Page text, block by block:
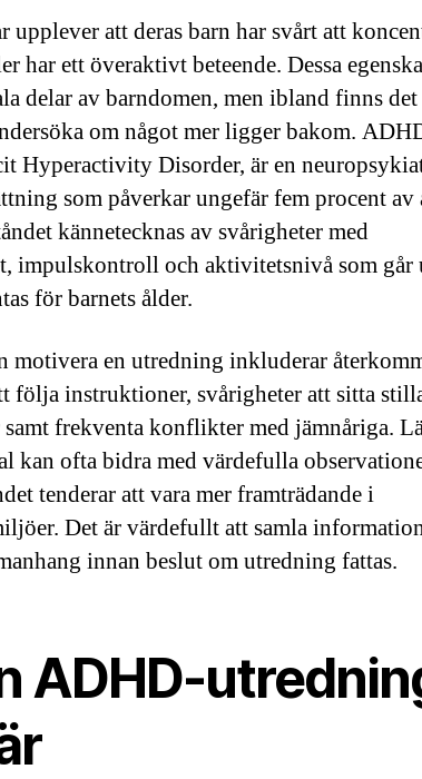
upplever att deras barn har svårt att
har ett överaktivt beteende. Dessa
delar av barndomen, men ibland finns det
om något mer ligger bakom.
Hyperactivity Disorder, är en
som påverkar ungefär fem procent av
kännetecknas av svårigheter med
impulskontroll och aktivitetsnivå som går
för barnets ålder.
motivera en utredning inkluderar
följa instruktioner, svårigheter att sitta
frekventa konflikter med jämnåriga.
kan ofta bidra med värdefulla
tenderar att vara mer framträdande i
Det är värdefullt att samla
innan beslut om utredning fattas.
ADHD-